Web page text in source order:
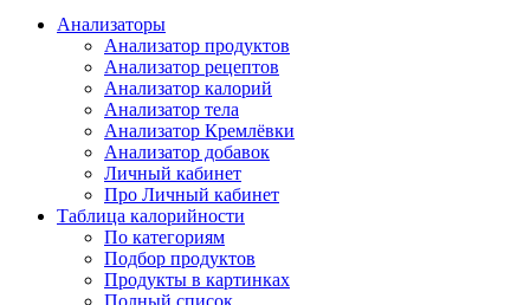
Анализаторы
Анализатор продуктов
Анализатор рецептов
Анализатор калорий
Анализатор тела
Анализатор Кремлёвки
Анализатор добавок
Личный кабинет
Про Личный кабинет
Таблица калорийности
По категориям
Подбор продуктов
Продукты в картинках
Полный список